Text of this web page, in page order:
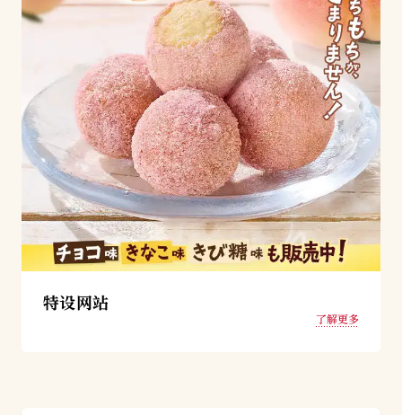
特设网站
了解更多